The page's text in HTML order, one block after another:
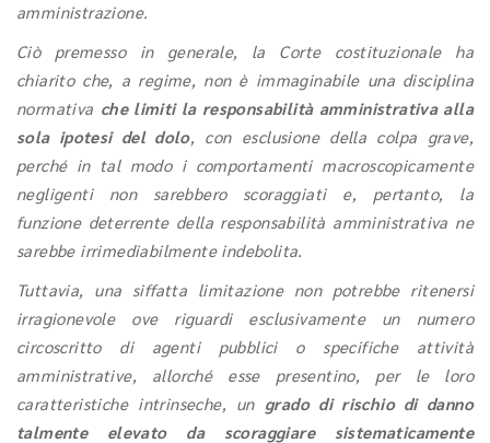
amministrazione.
Ciò premesso in generale, la Corte costituzionale ha
chiarito che, a regime, non è immaginabile una disciplina
normativa che limiti la responsabilità amministrativa alla
sola ipotesi del dolo, con esclusione della colpa grave,
perché in tal modo i comportamenti macroscopicamente
negligenti non sarebbero scoraggiati e, pertanto, la
funzione deterrente della responsabilità amministrativa ne
sarebbe irrimediabilmente indebolita.
Tuttavia, una siffatta limitazione non potrebbe ritenersi
irragionevole ove riguardi esclusivamente un numero
circoscritto di agenti pubblici o specifiche attività
amministrative, allorché esse presentino, per le loro
caratteristiche intrinseche, un grado di rischio di danno
talmente elevato da scoraggiare sistematicamente